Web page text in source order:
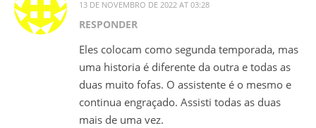
13 DE NOVEMBRO DE 2022 AT 03:28
RESPONDER
Eles colocam como segunda temporada, mas
uma historia é diferente da outra e todas as
duas muito fofas. O assistente é o mesmo e
continua engraçado. Assisti todas as duas
mais de uma vez.